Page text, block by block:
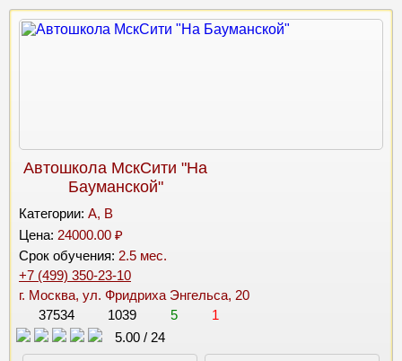
Автошкола МскСити "На
Бауманской"
Категории: A, B
Цена: 24000.00 ₽
Срок обучения: 2.5 мес.
+7 (499) 350-23-10
г. Москва, ул. Фридриха Энгельса, 20
37534
1039 5
1
5.00 / 24